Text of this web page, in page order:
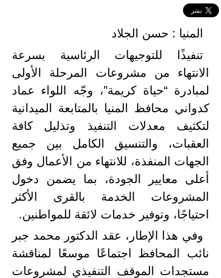
المنيا : حسن الجلاد
تنفيذًا للتوجيهات الرئاسية بسرعة
الانتهاء من مشروعات المرحلة الأولى
لمبادرة “حياة كريمة”، وجّه اللواء عماد
كدواني محافظ المنيا بالمتابعة الميدانية
لتكثيف معدلات التنفيذ وتذليل كافة
العقبات، والتنسيق الكامل بين جميع
الجهات المنفذة، للانتهاء من الأعمال وفق
أعلى معايير الجودة، بما يضمن دخول
المشروعات الخدمة بالقرى الأكثر
احتياجًا، وتوفير خدمات لائقة للمواطنين.
وفي هذا الإطار، عقد الدكتور محمد جبر
نائب المحافظ اجتماعًا موسعًا لمناقشة
مستجدات الموقف التنفيذي لمشروعات